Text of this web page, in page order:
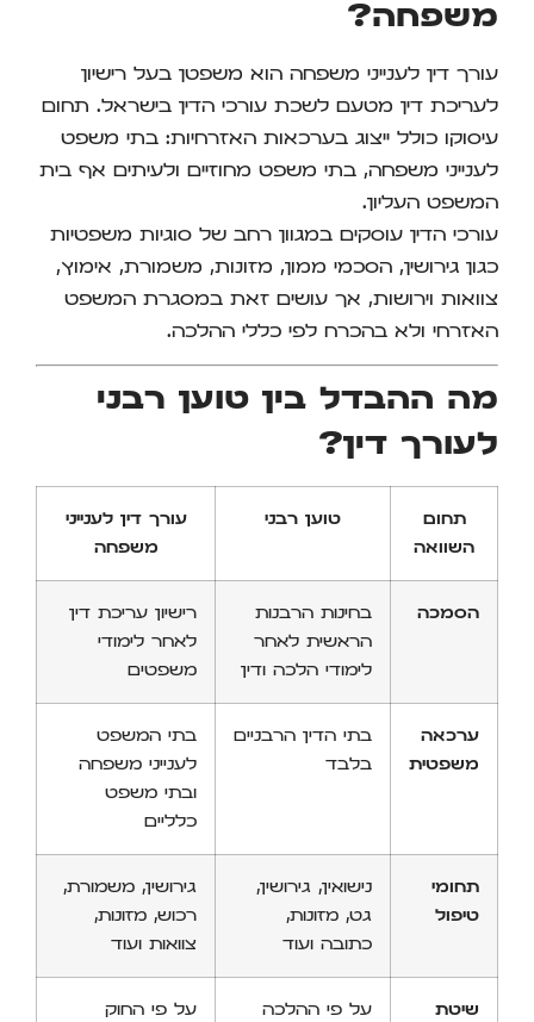
משפחה?
עורך דין לענייני משפחה הוא משפטן בעל רישיון
לעריכת דין מטעם לשכת עורכי הדין בישראל. תחום
עיסוקו כולל ייצוג בערכאות האזרחיות: בתי משפט
לענייני משפחה, בתי משפט מחוזיים ולעיתים אף בית
המשפט העליון.
עורכי הדין עוסקים במגוון רחב של סוגיות משפטיות
כגון גירושין, הסכמי ממון, מזונות, משמורת, אימוץ,
צוואות וירושות, אך עושים זאת במסגרת המשפט
האזרחי ולא בהכרח לפי כללי ההלכה.
מה ההבדל בין טוען רבני
לעורך דין?
תחום
השוואה
טוען רבני
עורך דין לענייני
משפחה
הסמכה
בחינות הרבנות
הראשית לאחר
לימודי הלכה ודין
רישיון עריכת דין
לאחר לימודי
משפטים
ערכאה
משפטית
בתי הדין הרבניים
בלבד
בתי המשפט
לענייני משפחה
ובתי משפט
כלליים
תחומי
טיפול
נישואין, גירושין,
גט, מזונות,
כתובה ועוד
גירושין, משמורת,
רכוש, מזונות,
צוואות ועוד
שיטת
על פי ההלכה
על פי החוק